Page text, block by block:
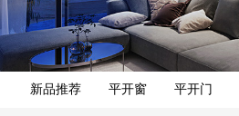
新品推荐 平开窗 平开门